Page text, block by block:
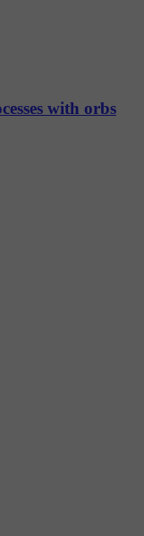
with orbs